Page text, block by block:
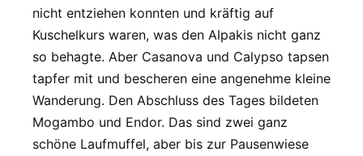
nicht entziehen konnten und kräftig auf
Kuschelkurs waren, was den Alpakis nicht ganz
so behagte. Aber Casanova und Calypso tapsen
tapfer mit und bescheren eine angenehme kleine
Wanderung. Den Abschluss des Tages bildeten
Mogambo und Endor. Das sind zwei ganz
schöne Laufmuffel, aber bis zur Pausenwiese